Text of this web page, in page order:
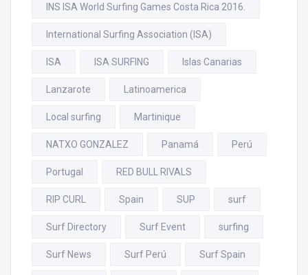
INS ISA World Surfing Games Costa Rica 2016.
International Surfing Association (ISA)
ISA ISA SURFING Islas Canarias
Lanzarote Latinoamerica
Local surfing Martinique
NATXO GONZALEZ Panamá Perú
Portugal RED BULL RIVALS
RIP CURL Spain SUP surf
Surf Directory Surf Event surfing
Surf News Surf Perú Surf Spain